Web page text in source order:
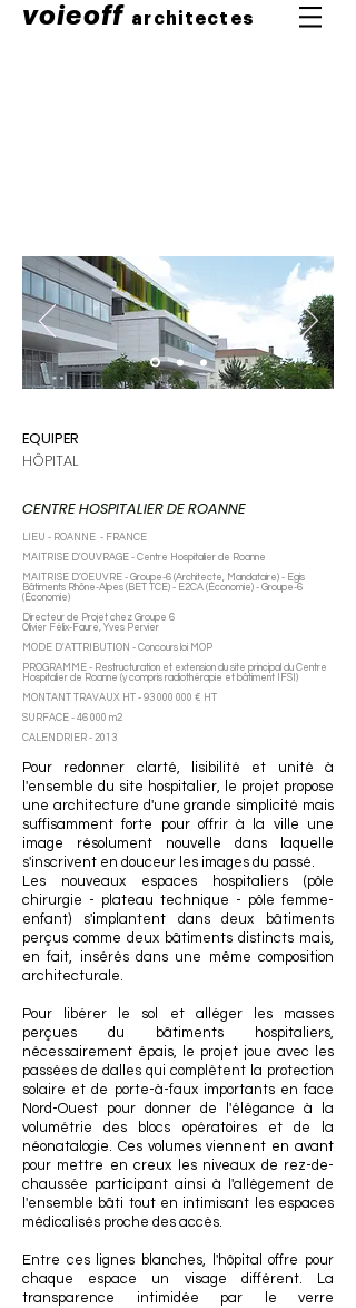
voieoff architectes
EQUIPER
HÔPITAL
CENTRE HOSPITALIER DE ROANNE
LIEU - ROANNE - FRANCE
MAITRISE D'OUVRAGE - Centre Hospitalier de Roanne
MAITRISE D’OEUVRE - Groupe-6 (Architecte, Mandataire) - Egis
Bâtiments Rhône-Alpes (BET TCE) - E2CA (Économie) - Groupe-6
(Économie)
Directeur de Projet chez Groupe 6
Olivier Félix-Faure, Yves Pervier
MODE D'ATTRIBUTION - Concours loi MOP
PROGRAMME - Restructuration et extension du site principal du Centre
Hospitalier de Roanne (y compris radiothérapie et bâtiment IFSI)
MONTANT TRAVAUX HT - 93 000 000 € HT
SURFACE - 46 000 m2
CALENDRIER - 2013
Pour redonner clarté, lisibilité et unité à
l'ensemble du site hospitalier, le projet propose
une architecture d'une grande simplicité mais
suffisamment forte pour offrir à la ville une
image résolument nouvelle dans laquelle
s'inscrivent en douceur les images du passé.
Les nouveaux espaces hospitaliers (pôle
chirurgie - plateau technique - pôle femme-
enfant) s'implantent dans deux bâtiments
perçus comme deux bâtiments distincts mais,
en fait, insérés dans une même composition
architecturale.
Pour libérer le sol et alléger les masses
perçues du bâtiments hospitaliers,
nécessairement épais, le projet joue avec les
passées de dalles qui complètent la protection
solaire et de porte-à-faux importants en face
Nord-Ouest pour donner de l'élégance à la
volumétrie des blocs opératoires et de la
néonatalogie. Ces volumes viennent en avant
pour mettre en creux les niveaux de rez-de-
chaussée participant ainsi à l'allègement de
l'ensemble bâti tout en intimisant les espaces
médicalisés proche des accès.
Entre ces lignes blanches, l'hôpital offre pour
chaque espace un visage différent. La
transparence intimidée par le verre